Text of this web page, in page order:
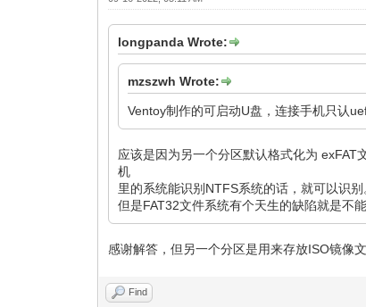
longpanda Wrote:
mzszwh Wrote:
Ventoy制作的可启动U盘，连接手机只认
应该是因为另一个分区默认格式化为
机
里的系统能识别NTFS系统的话，就可以识
但是FAT32文件系统有个天生的缺陷就是不
感谢解答，但另一个分区是用来存放ISO镜像
Find